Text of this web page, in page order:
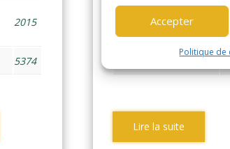
Accepter
Politique de
2015
5374
fabrication
Lire la suite